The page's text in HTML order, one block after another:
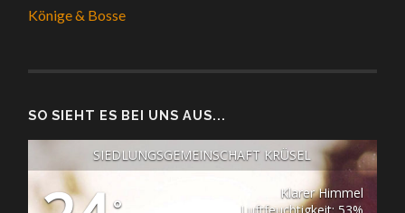
Könige & Bosse
SO SIEHT ES BEI UNS AUS...
SIEDLUNGSGEMEINSCHAFT KRÜSEL
Klarer Himmel